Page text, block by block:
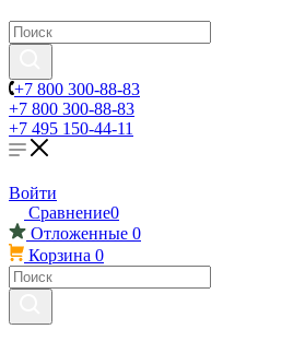
+7 800 300-88-83
+7 800 300-88-83
+7 495 150-44-11
Войти
Сравнение0
Отложенные 0
Корзина 0